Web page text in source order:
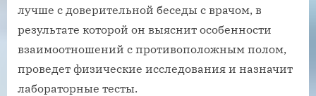
лучше с доверительной беседы с врачом, в
результате которой он выяснит особенности
взаимоотношений с противоположным полом,
проведет физические исследования и назначит
лабораторные тесты.